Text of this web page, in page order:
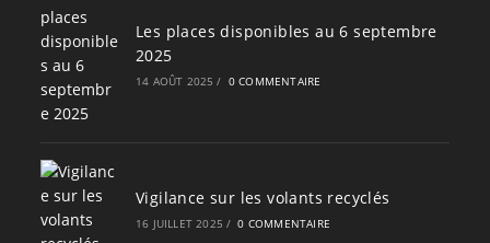
Les places disponibles au 6 septembre
2025
14 AOÛT 2025 / 0 COMMENTAIRE
Vigilance sur les volants recyclés
16 JUILLET 2025 / 0 COMMENTAIRE